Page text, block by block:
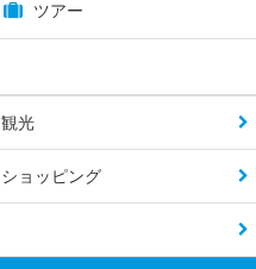
ツアー
観光
ショッピング